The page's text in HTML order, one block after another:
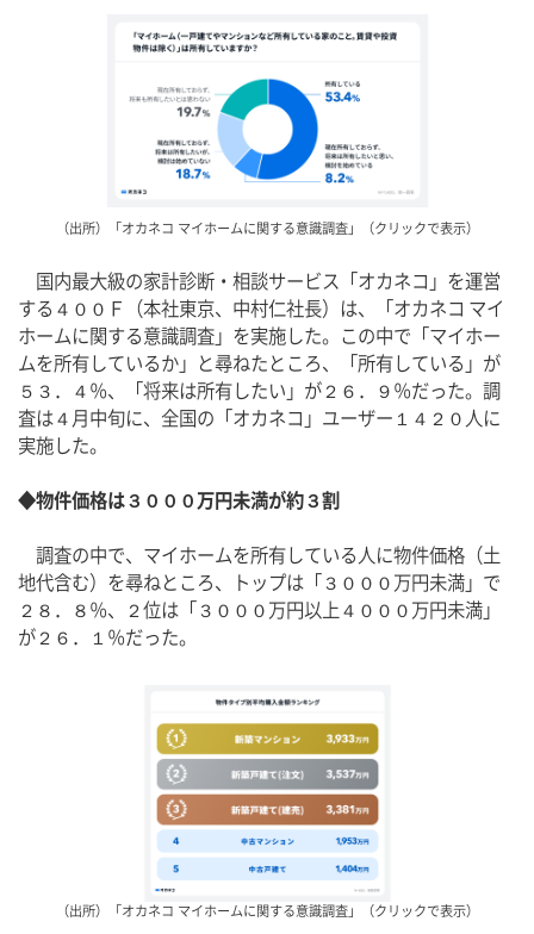
（出所）「オカネコ マイホームに関する意識調査」（クリックで表示）
国内最大級の家計診断・相談サービス「オカネコ」を運営
する４００Ｆ（本社東京、中村仁社長）は、「オカネコ マイ
ホームに関する意識調査」を実施した。この中で「マイホー
ムを所有しているか」と尋ねたところ、「所有している」が
５３．４％、「将来は所有したい」が２６．９％だった。調
査は４月中旬に、全国の「オカネコ」ユーザー１４２０人に
実施した。
◆物件価格は３０００万円未満が約３割
調査の中で、マイホームを所有している人に物件価格（土
地代含む）を尋ねところ、トップは「３０００万円未満」で
２８．８％、２位は「３０００万円以上４０００万円未満」
が２６．１％だった。
（出所）「オカネコ マイホームに関する意識調査」（クリックで表示）